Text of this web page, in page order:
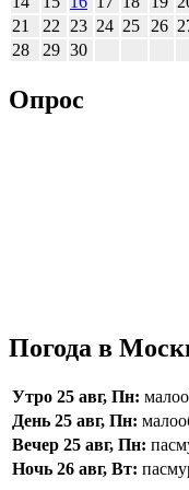
21
22 23 24 25 26
28
29 30
Опрос
Погода в
Утро 25 авг, Пн:
День 25 авг, Пн:
Вечер 25 авг, Пн:
Ночь 26 авг, Вт: